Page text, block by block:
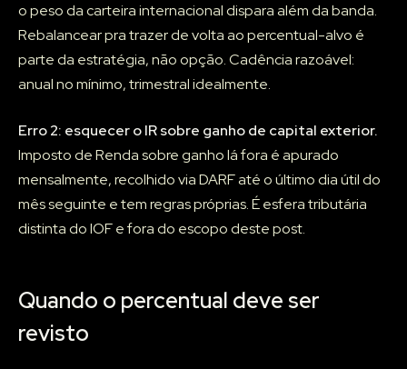
o peso da carteira internacional dispara além da banda.
Rebalancear pra trazer de volta ao percentual-alvo é
parte da estratégia, não opção. Cadência razoável:
anual no mínimo, trimestral idealmente.
Erro 2: esquecer o IR sobre ganho de capital exterior.
Imposto de Renda sobre ganho lá fora é apurado
mensalmente, recolhido via DARF até o último dia útil do
mês seguinte e tem regras próprias. É esfera tributária
distinta do IOF e fora do escopo deste post.
Quando o percentual deve ser
revisto